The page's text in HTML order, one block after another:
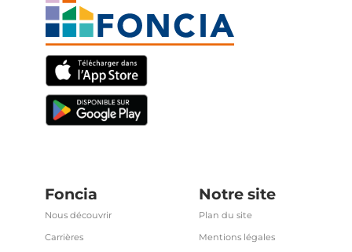
Foncia
Nous découvrir
Carrières
Notre site
Plan du site
Mentions légales